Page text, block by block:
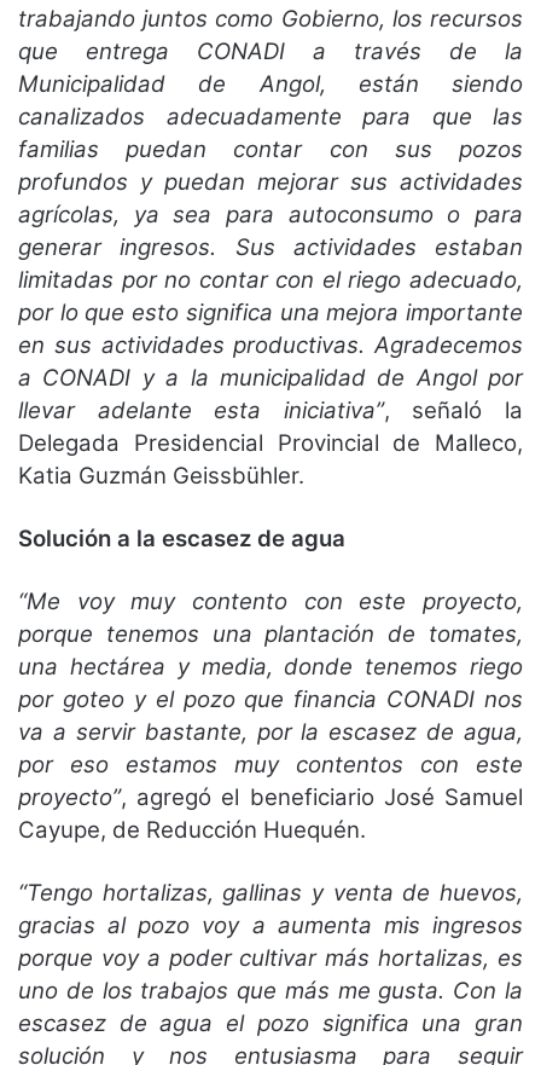
trabajando juntos como Gobierno, los recursos
que entrega CONADI a través de la
Municipalidad de Angol, están siendo
canalizados adecuadamente para que las
familias puedan contar con sus pozos
profundos y puedan mejorar sus actividades
agrícolas, ya sea para autoconsumo o para
generar ingresos. Sus actividades estaban
limitadas por no contar con el riego adecuado,
por lo que esto significa una mejora importante
en sus actividades productivas. Agradecemos
a CONADI y a la municipalidad de Angol por
llevar adelante esta iniciativa”, señaló la
Delegada Presidencial Provincial de Malleco,
Katia Guzmán Geissbühler.
Solución a la escasez de agua
“Me voy muy contento con este proyecto,
porque tenemos una plantación de tomates,
una hectárea y media, donde tenemos riego
por goteo y el pozo que financia CONADI nos
va a servir bastante, por la escasez de agua,
por eso estamos muy contentos con este
proyecto”, agregó el beneficiario José Samuel
Cayupe, de Reducción Huequén.
“Tengo hortalizas, gallinas y venta de huevos,
gracias al pozo voy a aumenta mis ingresos
porque voy a poder cultivar más hortalizas, es
uno de los trabajos que más me gusta. Con la
escasez de agua el pozo significa una gran
solución y nos entusiasma para seguir